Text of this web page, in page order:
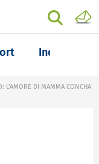
Inchieste
L'AMORE DI MAMMA CONCHA